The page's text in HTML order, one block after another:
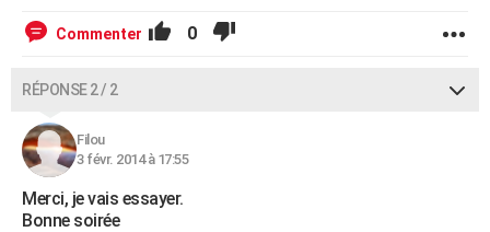
Commenter 0
RÉPONSE 2 / 2
Filou
3 févr. 2014 à 17:55
Merci, je vais essayer.
Bonne soirée